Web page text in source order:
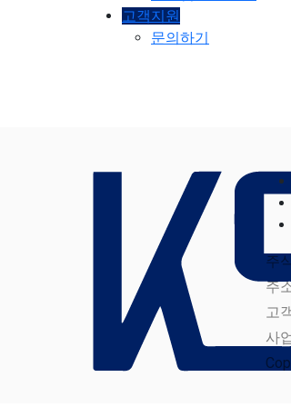
고객지원
문의하기
주
주
고
사